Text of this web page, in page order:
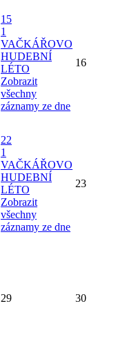
15
1
VAČKÁŘOVO
HUDEBNÍ
LÉTO
Zobrazit
všechny
záznamy ze dne
16
22
1
VAČKÁŘOVO
HUDEBNÍ
LÉTO
Zobrazit
všechny
záznamy ze dne
23
29 30